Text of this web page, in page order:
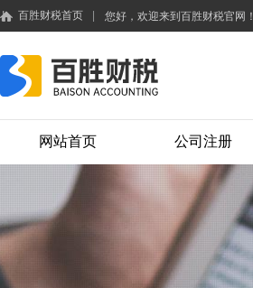
百胜财税首页 您好，欢迎来到百胜财税官网！
网站首页 公司注册